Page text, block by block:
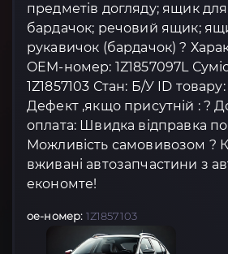
предметів догляду; ящик
бардачок; речовий ящик;
рукавичок (бардачок) ?
OEM-номер: 1Z1857097L
1Z1857103 Стан: Б/У ID
Дефект ,якщо присутній : ?
оплата: Швидка відправка по
Можливість самовивозом ?
вживані автозапчастини з
економте!
oe-номер: 1Z1857103